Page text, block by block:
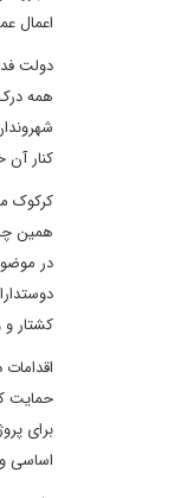
اعمال
دولت
همه
کنار آن
کرکوک
همین
در
کشتار و
حمایت
برای
اساسی